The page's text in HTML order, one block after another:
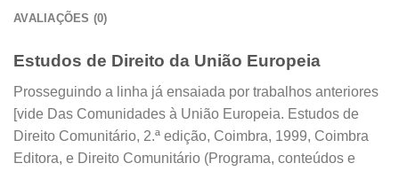
AVALIAÇÕES (0)
Estudos de Direito da União Europeia
Prosseguindo a linha já ensaiada por trabalhos anteriores
[vide Das Comunidades à União Europeia. Estudos de
Direito Comunitário, 2.ª edição, Coimbra, 1999, Coimbra
Editora, e Direito Comunitário (Programa, conteúdos e